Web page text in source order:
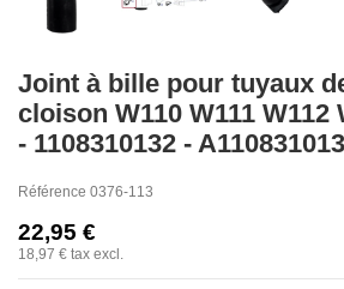
Joint à bille pour tuyaux
cloison W110 W111 W112
- 1108310132 -
Référence 0376-113
22,95 €
18,97 € tax excl.